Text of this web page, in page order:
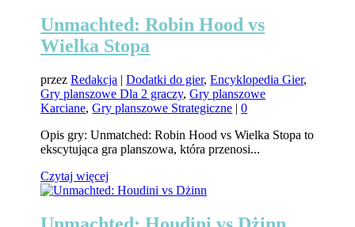
Unmachted: Robin Hood vs
Wielka Stopa
przezRedakcja |Dodatki do gier,Encyklopedia Gier,
Gry planszowe Dla 2 graczy,Gry planszowe
Karciane,Gry planszowe Strategiczne |0
Opis gry: Unmatched: Robin Hood vs Wielka Stopa to
ekscytująca gra planszowa, która przenosi...
Czytaj więcej